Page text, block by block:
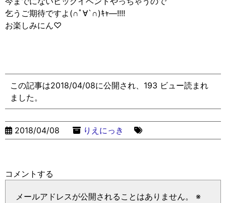
乞うご期待ですよ(∩ﾟ︎∀︎`∩︎)ｷｬ―!!!!
お楽しみにん♡
この記事は2018/04/08に公開され、193 ビュー読まれ
ました。
2018/04/08 りえにっき
コメントする
メールアドレスが公開されることはありません。
※